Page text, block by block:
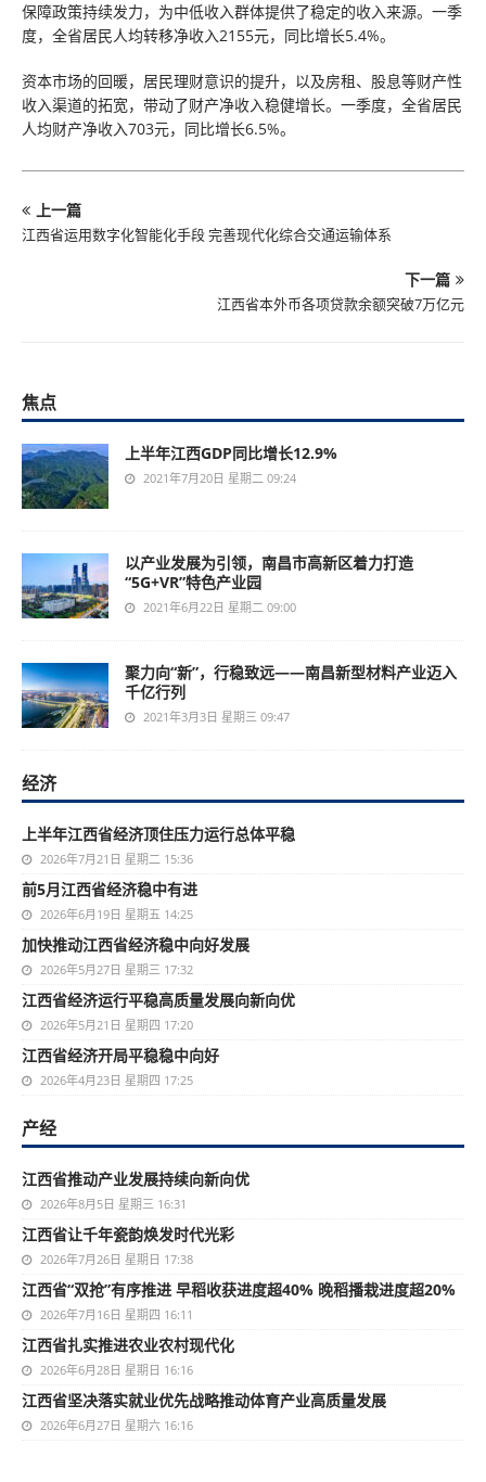
保障政策持续发力，为中低收入群体提供了稳定的收入来源。一季
度，全省居民人均转移净收入2155元，同比增长5.4%。
资本市场的回暖，居民理财意识的提升，以及房租、股息等财产性
收入渠道的拓宽，带动了财产净收入稳健增长。一季度，全省居民
人均财产净收入703元，同比增长6.5%。
上一篇
江西省运用数字化智能化手段 完善现代化综合交通运输体系
下一篇
江西省本外币各项贷款余额突破7万亿元
焦点
上半年江西GDP同比增长12.9%
2021年7月20日 星期二 09:24
以产业发展为引领，南昌市高新区着力打造
“5G+VR”特色产业园
2021年6月22日 星期二 09:00
聚力向“新”，行稳致远——南昌新型材料产业迈入
千亿行列
2021年3月3日 星期三 09:47
经济
上半年江西省经济顶住压力运行总体平稳
2026年7月21日 星期二 15:36
前5月江西省经济稳中有进
2026年6月19日 星期五 14:25
加快推动江西省经济稳中向好发展
2026年5月27日 星期三 17:32
江西省经济运行平稳高质量发展向新向优
2026年5月21日 星期四 17:20
江西省经济开局平稳稳中向好
2026年4月23日 星期四 17:25
产经
江西省推动产业发展持续向新向优
2026年8月5日 星期三 16:31
江西省让千年瓷韵焕发时代光彩
2026年7月26日 星期日 17:38
江西省“双抢”有序推进 早稻收获进度超40% 晚稻播栽进度超20%
2026年7月16日 星期四 16:11
江西省扎实推进农业农村现代化
2026年6月28日 星期日 16:16
江西省坚决落实就业优先战略推动体育产业高质量发展
2026年6月27日 星期六 16:16